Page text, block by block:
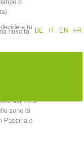
o
riuscita
dell’AVS
zone di
Passiria e
DE
IT EN FR
tu